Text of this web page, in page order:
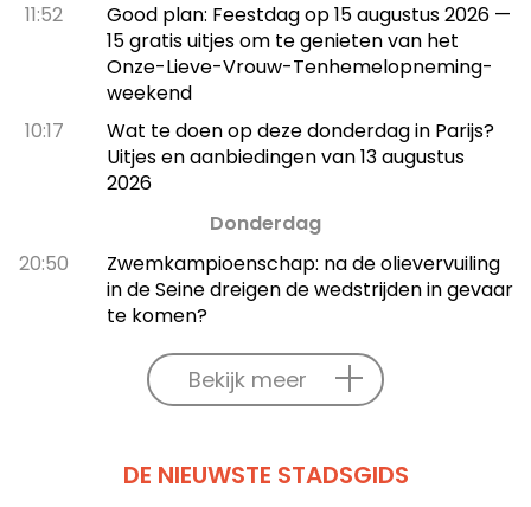
11:52
Good plan: Feestdag op 15 augustus 2026 —
15 gratis uitjes om te genieten van het
Onze-Lieve-Vrouw-Tenhemelopneming-
weekend
10:17
Wat te doen op deze donderdag in Parijs?
Uitjes en aanbiedingen van 13 augustus
2026
Donderdag
20:50
Zwemkampioenschap: na de olievervuiling
in de Seine dreigen de wedstrijden in gevaar
te komen?
Bekijk meer
DE NIEUWSTE STADSGIDS